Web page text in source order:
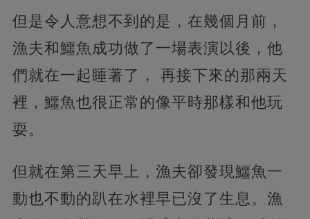
但是令人意想不到的是，在幾個月前，
漁夫和鱷魚成功做了一場表演以後，他
們就在一起睡著了， 再接下來的那兩天
裡，鱷魚也很正常的像平時那樣和他玩
耍。
但就在第三天早上，漁夫卻發現鱷魚一
動也不動的趴在水裡早已沒了生息。漁